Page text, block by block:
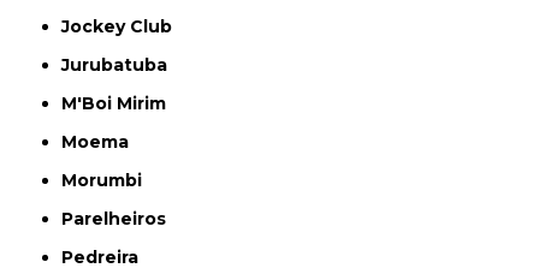
Jockey Club
Jurubatuba
M'Boi Mirim
Moema
Morumbi
Parelheiros
Pedreira